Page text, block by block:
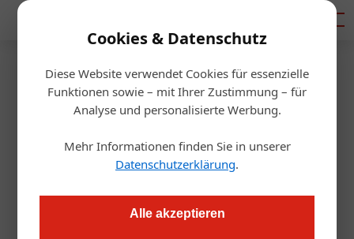
Cookies & Datenschutz
Diese Website verwendet Cookies für essenzielle
Funktionen sowie – mit Ihrer Zustimmung – für
Analyse und personalisierte Werbung.
Mehr Informationen finden Sie in unserer
Datenschutzerklärung.
Alle akzeptieren
Startseite/Handel & Hersteller
Kampf der kreativen Köche
Redaktion.OEGZ 10.05.2012, 00:00 Uhr
Der Eurogast Big Cooking Contest war im steirischen Aigen im